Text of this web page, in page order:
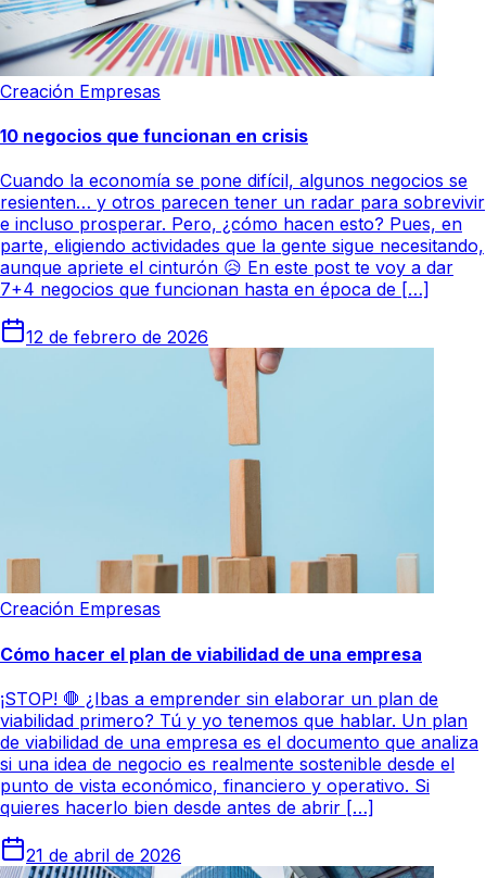
Creación Empresas
10 negocios que funcionan en crisis
Cuando la economía se pone difícil, algunos negocios se
resienten… y otros parecen tener un radar para sobrevivir
e incluso prosperar. Pero, ¿cómo hacen esto? Pues, en
parte, eligiendo actividades que la gente sigue necesitando,
aunque apriete el cinturón 😥 En este post te voy a dar
7+4 negocios que funcionan hasta en época de […]
12 de febrero de 2026
Creación Empresas
Cómo hacer el plan de viabilidad de una empresa
¡STOP! 🛑 ¿Ibas a emprender sin elaborar un plan de
viabilidad primero? Tú y yo tenemos que hablar. Un plan
de viabilidad de una empresa es el documento que analiza
si una idea de negocio es realmente sostenible desde el
punto de vista económico, financiero y operativo. Si
quieres hacerlo bien desde antes de abrir […]
21 de abril de 2026